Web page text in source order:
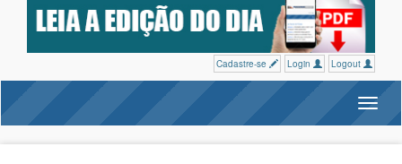
Cadastre-se Login Logout